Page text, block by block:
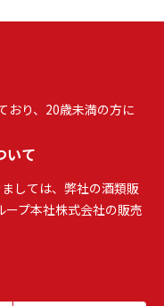
おり、20歳未満の方に
いて
しては、弊社の酒類販
プ本社株式会社の販売